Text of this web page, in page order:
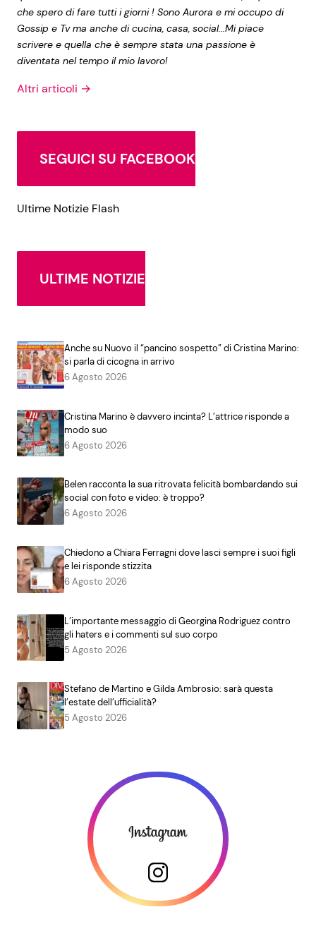
che spero di fare tutti i giorni ! Sono Aurora e mi occupo di
Gossip e Tv ma anche di cucina, casa, social...Mi piace
scrivere e quella che è sempre stata una passione è
diventata nel tempo il mio lavoro!
Altri articoli →
SEGUICI SU FACEBOOK
Ultime Notizie Flash
ULTIME NOTIZIE
Anche su Nuovo il “pancino sospetto” di Cristina Marino:
si parla di cicogna in arrivo
6 Agosto 2026
Cristina Marino è davvero incinta? L’attrice risponde a
modo suo
6 Agosto 2026
Belen racconta la sua ritrovata felicità bombardando sui
social con foto e video: è troppo?
6 Agosto 2026
Chiedono a Chiara Ferragni dove lasci sempre i suoi figli
e lei risponde stizzita
6 Agosto 2026
L’importante messaggio di Georgina Rodriguez contro
gli haters e i commenti sul suo corpo
5 Agosto 2026
Stefano de Martino e Gilda Ambrosio: sarà questa
l’estate dell’ufficialità?
5 Agosto 2026